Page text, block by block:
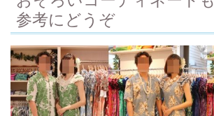
参考にどうぞ